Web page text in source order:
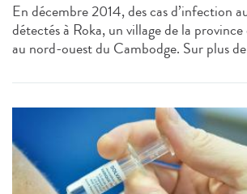
En décembre 2014, des cas d’infection
détectés à Roka, un village de la
au nord-ouest du Cambodge. Sur plus